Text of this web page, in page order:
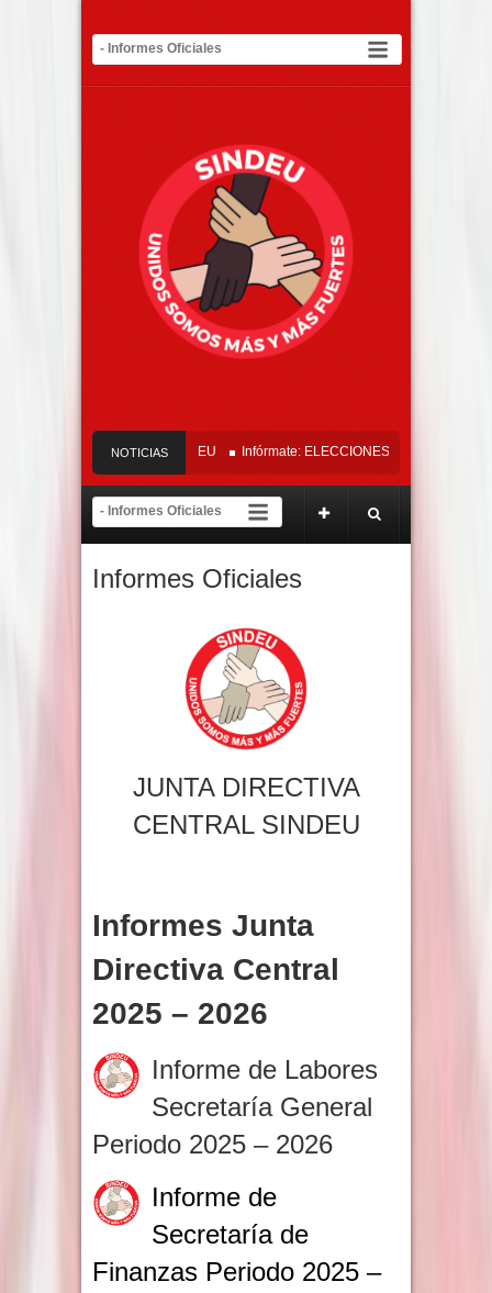
NOTICIAS
Tribunal del SINDEU Infórmate: ELECCIONES SINDEU 2026 – 2029
electoral y de inscripción de tendencias del 22 de abril al 22 de mayo de
Informes Oficiales
JUNTA DIRECTIVA
CENTRAL SINDEU
Informes Junta
Directiva Central
2025 – 2026
Informe de Labores
Secretaría General
Periodo 2025 – 2026
Informe de
Secretaría de
Finanzas Periodo 2025 –